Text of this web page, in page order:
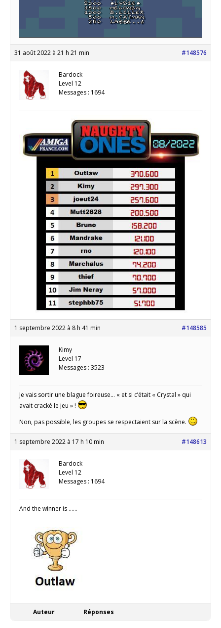
31 août 2022 à 21 h 21 min #148576
Bardock
Level 12
Messages : 1694
1 septembre 2022 à 8 h 41 min #148585
Kimy
Level 17
Messages : 3523
Je vais sortir une blague foireuse… « et si c’était « Crystal » qui
avait cracké le jeu » !
Non, pas possible, les groupes se respectaient sur la scène.
1 septembre 2022 à 17 h 10 min #148613
Bardock
Level 12
Messages : 1694
And the winner is ……
Auteur Réponses